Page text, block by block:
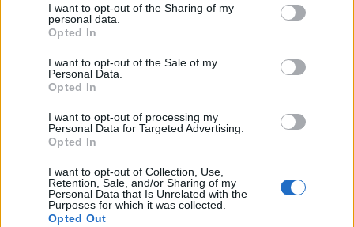
I want to opt-out of the Sharing of my
personal data.
Opted In
I want to opt-out of the Sale of my
Personal Data.
Opted In
I want to opt-out of processing my
Personal Data for Targeted Advertising.
Opted In
I want to opt-out of Collection, Use,
Retention, Sale, and/or Sharing of my
Personal Data that Is Unrelated with the
Purposes for which it was collected.
Opted Out
Předchozí článek
Svatohorskou šalmaj: Dobová
akce plná hudby, her i adrenalinu
expozici Vězeňské služby ČR na
SOUVISEJÍCÍ ČLÁNKY
Většina koupališť na Příbramsku nabízí
výborné podmínky. Horší voda je jen na